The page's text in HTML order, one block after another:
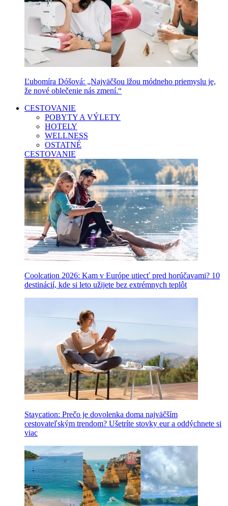
Ľubomíra Dóšová: „Najväčšou lžou módneho priemyslu je,
že nové oblečenie nás zmení.“
CESTOVANIE
POBYTY A VÝLETY
HOTELY
WELLNESS
OSTATNÉ
CESTOVANIE
Coolcation 2026: Kam v Európe utiecť pred horúčavami? 10
destinácií, kde si leto užijete bez extrémnych teplôt
Staycation: Prečo je dovolenka doma najväčším
cestovateľským trendom? Ušetríte stovky eur a oddýchnete si
viac